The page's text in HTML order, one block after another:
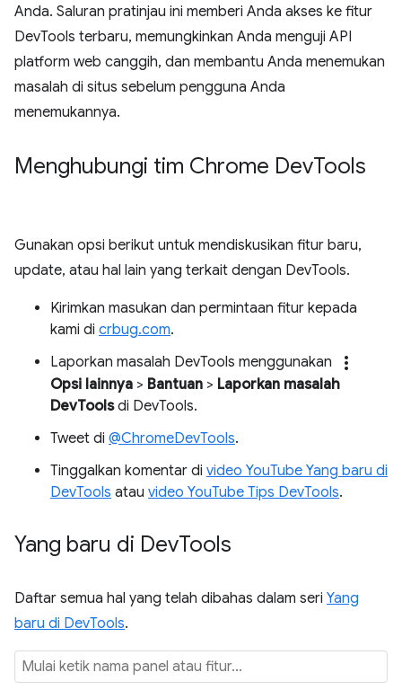
Anda. Saluran pratinjau ini memberi Anda akses ke fitur
DevTools terbaru, memungkinkan Anda menguji API
platform web canggih, dan membantu Anda menemukan
masalah di situs sebelum pengguna Anda
menemukannya.
Menghubungi tim Chrome DevTools
Gunakan opsi berikut untuk mendiskusikan fitur baru,
update, atau hal lain yang terkait dengan DevTools.
Kirimkan masukan dan permintaan fitur kepada
kami di crbug.com.
Laporkan masalah DevTools menggunakan
more_vert
Opsi lainnya > Bantuan > Laporkan masalah
DevToolsdi DevTools.
Tweet di @ChromeDevTools.
Tinggalkan komentar di video YouTube Yang baru di
DevTools atau video YouTube Tips DevTools.
Yang baru di DevTools
Daftar semua hal yang telah dibahas dalam seri Yang
baru di DevTools.